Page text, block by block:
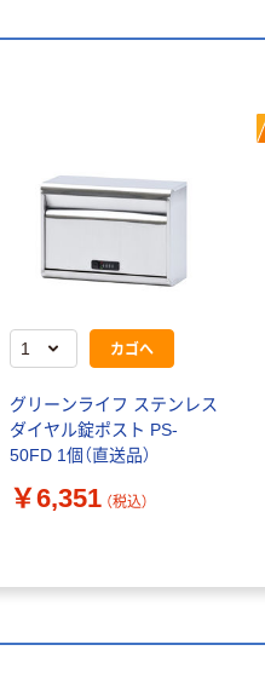
カゴへ
グリーンライフ ステンレス
ダイヤル錠ポスト PS-
50FD 1個（直送品）
￥6,351 （税込）